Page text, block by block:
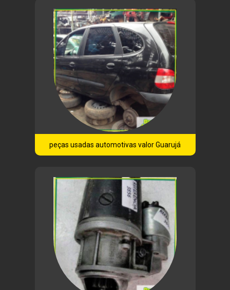
peças usadas automotivas valor Guarujá